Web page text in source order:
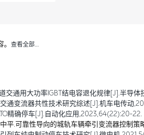
查看全部…
交通用大功率IGBT结电容退化规律[J].半导
通变流器共性技术研究综述[J].机车电传动
精确停车[J].自动化应用,2023,64(22):20-22.
平.可靠性导向的城轨车辆牵引变流器控制